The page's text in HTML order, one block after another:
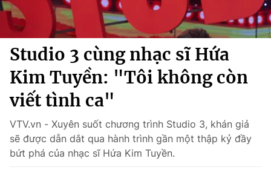
Y tế
Thế giới
Tin tức
Thế giới đó đây
Câu chuyện quốc tế
Kinh tế
Tài chính
Thị trường
Dữ liệu và đời sống
Giáo dục
Studio 3 cùng nhạc sĩ Hứa
Kim Tuyền: "Tôi không còn
viết tình ca"
VTV.vn - Xuyên suốt chương trình Studio 3, khán giả
sẽ được dẫn dắt qua hành trình gần một thập kỷ đầy
bứt phá của nhạc sĩ Hứa Kim Tuyền.